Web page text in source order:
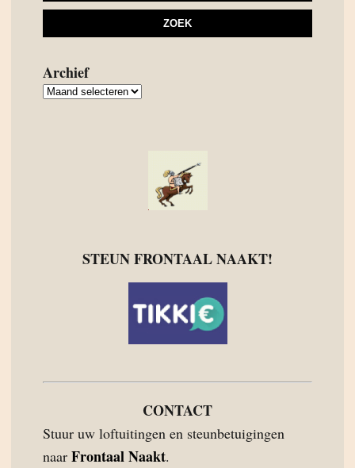
Archief
Archief
STEUN FRONTAAL NAAKT!
CONTACT
Stuur uw loftuitingen en steunbetuigingen
naar Frontaal Naakt.